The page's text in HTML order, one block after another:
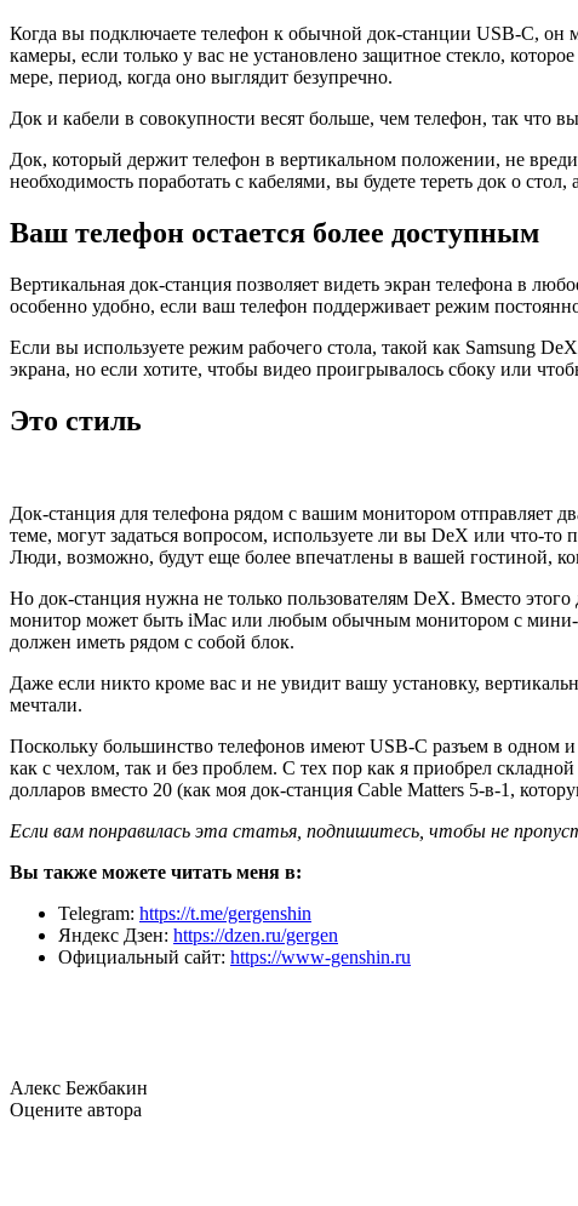
Когда вы подключаете телефон к обычной док-станции USB-C, он
камеры, если только у вас не установлено защитное стекло,
мере, период, когда оно выглядит безупречно.
Док и кабели в совокупности весят больше, чем телефон, так что
Док, который держит телефон в вертикальном положении, не
необходимость поработать с кабелями, вы будете тереть док о
Ваш телефон остается более доступным
Вертикальная док-станция позволяет видеть экран телефона в
особенно удобно, если ваш телефон поддерживает режим
Если вы используете режим рабочего стола, такой как Samsung
экрана, но если хотите, чтобы видео проигрывалось сбоку или
Это стиль
Док-станция для телефона рядом с вашим монитором отправляет
теме, могут задаться вопросом, используете ли вы DeX или что-то
Люди, возможно, будут еще более впечатлены в вашей гостиной,
Но док-станция нужна не только пользователям DeX. Вместо
монитор может быть iMac или любым обычным монитором с мини-
должен иметь рядом с собой блок.
Даже если никто кроме вас и не увидит вашу установку,
мечтали.
Поскольку большинство телефонов имеют USB-C разъем в одном
как с чехлом, так и без проблем. С тех пор как я приобрел
долларов вместо 20 (как моя док-станция Cable Matters 5-в-1,
Если вам понравилась эта статья, подпишитесь, чтобы не
Вы также можете читать меня в:
Telegram: https://t.me/gergenshin
Яндекс Дзен: https://dzen.ru/gergen
Официальный сайт: https://www-genshin.ru
Алекс Бежбакин
Оцените автора